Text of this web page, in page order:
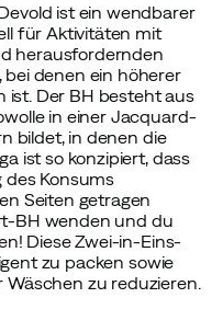
ist ein wendbarer
für Aktivitäten mit
herausfordernden
denen ein höherer
ist. Der BH besteht aus
in einer Jacquard-
bildet, in denen die
ist so konzipiert, dass
des Konsums
Seiten getragen
BH wenden und du
Diese Zwei-in-Eins-
zu packen sowie
zu reduzieren.